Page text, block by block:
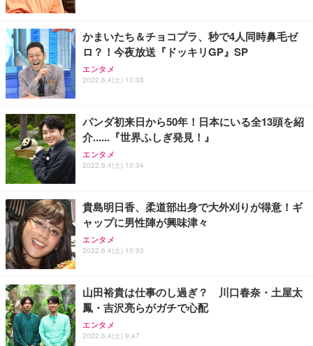
かまいたち＆チョコプラ、秒で4人同時鼻毛ゼ
ロ？！今夜放送『ドッキリGP』SP
エンタメ
2022.6.4(土) 10:38
パンダ初来日から50年！日本にいる全13頭を紹
介......『世界ふしぎ発見！』
エンタメ
2022.6.4(土) 10:34
貴島明日香、柔道部出身で大外刈りが得意！ギ
ャップに男性陣が興味津々
エンタメ
2022.6.4(土) 10:03
山田裕貴は仕事のし過ぎ？ 川口春奈・土屋太
鳳・吉沢亮らがガチで心配
エンタメ
2022.6.4(土) 9:47